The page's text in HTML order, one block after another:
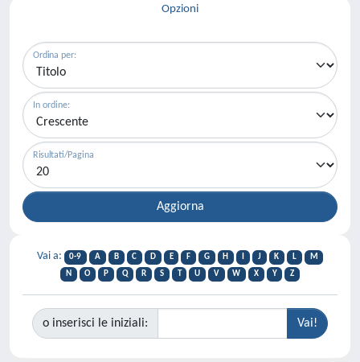
Opzioni
Ordina per:
In ordine:
Risultati/Pagina
Vai a: 0-9 A B C D E F G H J K L
M
N
O P Q R S T U V W X Y Z
o inserisci le iniziali: